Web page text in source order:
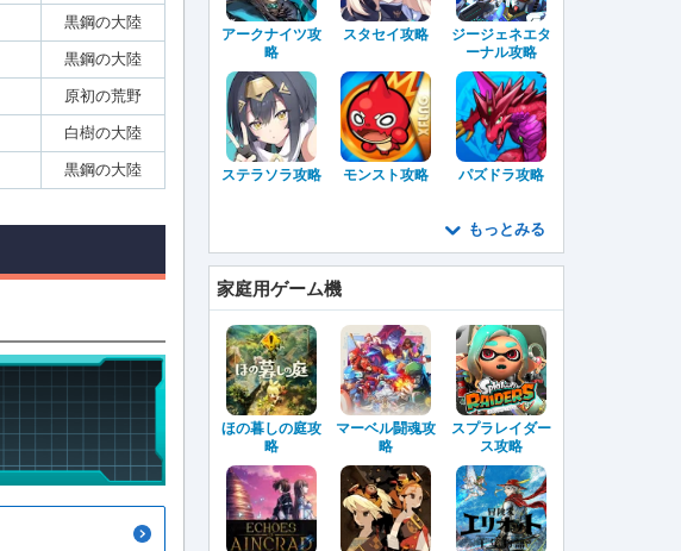
黒鋼の大陸
黒鋼の大陸
原初の荒野
白樹の大陸
黒鋼の大陸
アークナイツ攻
略
スタセイ攻略
ジージェネエタ
ーナル攻略
ステラソラ攻略 モンスト攻略 パズドラ攻略
もっとみる
家庭用ゲーム機
ほの暮しの庭攻
略
マーベル闘魂攻
略
スプラレイダー
ス攻略